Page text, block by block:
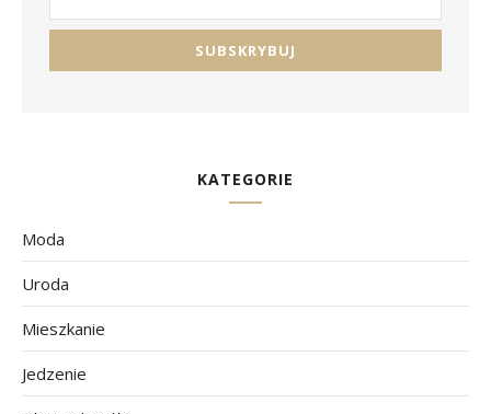
KATEGORIE
Moda
Uroda
Mieszkanie
Jedzenie